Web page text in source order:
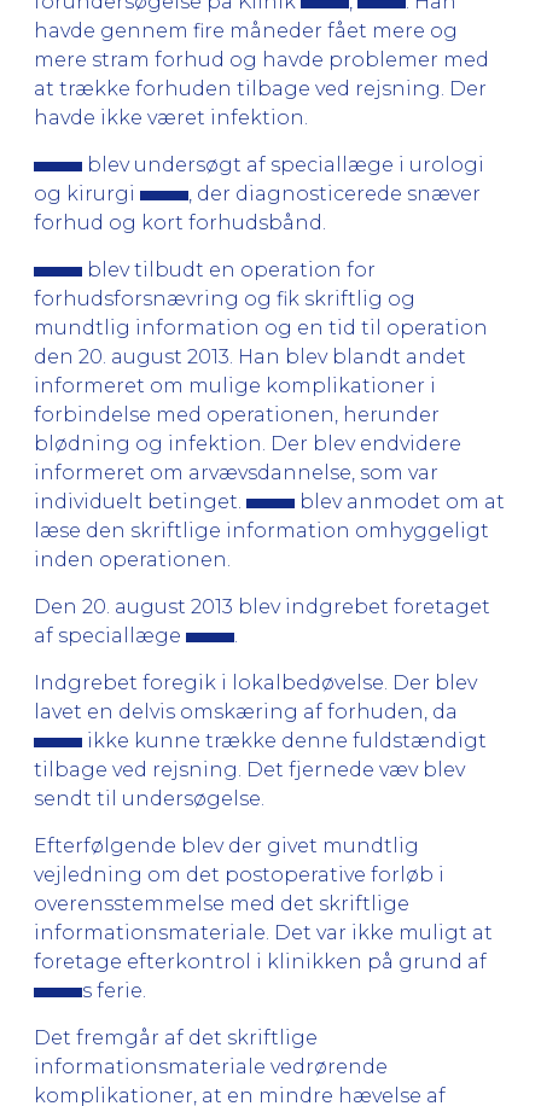
havde gennem fire måneder fået mere og
mere stram forhud og havde problemer med
at trække forhuden tilbage ved rejsning. Der
havde ikke været infektion.
blev undersøgt af speciallæge i urologi
og kirurgi
, der diagnosticerede snæver
forhud og kort forhudsbånd.
blev tilbudt en operation for
forhudsforsnævring og fik skriftlig og
mundtlig information og en tid til operation
den 20. august 2013. Han blev blandt andet
informeret om mulige komplikationer i
forbindelse med operationen, herunder
blødning og infektion. Der blev endvidere
informeret om arvævsdannelse, som var
individuelt betinget.
blev anmodet om at
læse den skriftlige information omhyggeligt
inden operationen.
Den 20. august 2013 blev indgrebet foretaget
af speciallæge
Indgrebet foregik i lokalbedøvelse. Der blev
lavet en delvis omskæring af forhuden, da
ikke kunne trække denne fuldstændigt
tilbage ved rejsning. Det fjernede væv blev
sendt til undersøgelse.
Efterfølgende blev der givet mundtlig
vejledning om det postoperative forløb i
overensstemmelse med det skriftlige
informationsmateriale. Det var ikke muligt at
foretage efterkontrol i klinikken på grund af
s ferie.
Det fremgår af det skriftlige
informationsmateriale vedrørende
komplikationer, at en mindre hævelse af